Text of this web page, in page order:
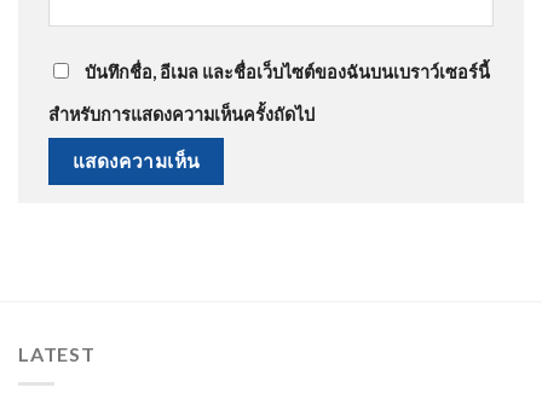
บันทึกชื่อ, อีเมล และชื่อเว็บไซต์ของฉันบนเบราว์เซอร์นี้
สำหรับการแสดงความเห็นครั้งถัดไป
LATEST